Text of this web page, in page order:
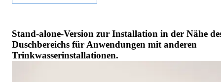
Stand-alone-Version zur Installation in der Nähe
Duschbereichs für Anwendungen mit anderen
Trinkwasserinstallationen.